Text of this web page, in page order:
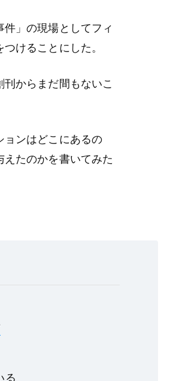
」の現場としてフィ
けることにした。
からまだ間もないこ
ョンはどこにあるの
たのかを書いてみた
る